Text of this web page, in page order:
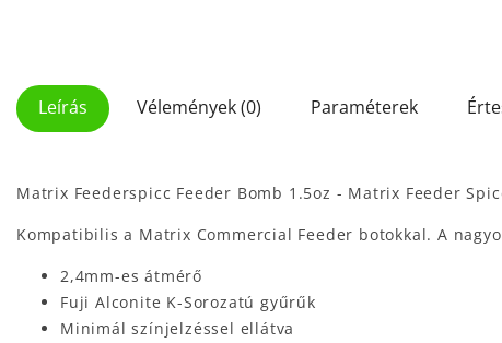
Leírás Vélemények (0) Paraméterek
Matrix Feederspicc Feeder Bomb 1.5oz - Matrix Feeder
Kompatibilis a Matrix Commercial Feeder botokkal. A
2,4mm-es átmérő
Fuji Alconite K-Sorozatú gyűrűk
Minimál színjelzéssel ellátva